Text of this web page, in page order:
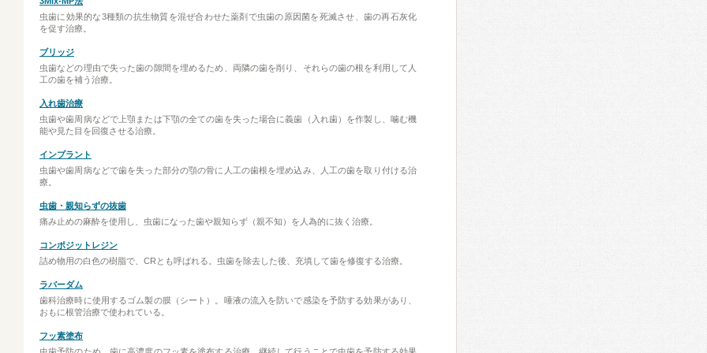
虫歯に効果的な3種類の抗生物質を混ぜ合わせた薬剤で虫歯の原因菌を死滅させ、歯の再石灰化
を促す治療。
ブリッジ
虫歯などの理由で失った歯の隙間を埋めるため、両隣の歯を削り、それらの歯の根を利用して人
工の歯を補う治療。
入れ歯治療
虫歯や歯周病などで上顎または下顎の全ての歯を失った場合に義歯（入れ歯）を作製し、噛む機
能や見た目を回復させる治療。
インプラント
虫歯や歯周病などで歯を失った部分の顎の骨に人工の歯根を埋め込み、人工の歯を取り付ける治
療。
虫歯・親知らずの抜歯
痛み止めの麻酔を使用し、虫歯になった歯や親知らず（親不知）を人為的に抜く治療。
コンポジットレジン
詰め物用の白色の樹脂で、CRとも呼ばれる。虫歯を除去した後、充填して歯を修復する治療。
ラバーダム
歯科治療時に使用するゴム製の膜（シート）。唾液の流入を防いで感染を予防する効果があり、
おもに根管治療で使われている。
フッ素塗布